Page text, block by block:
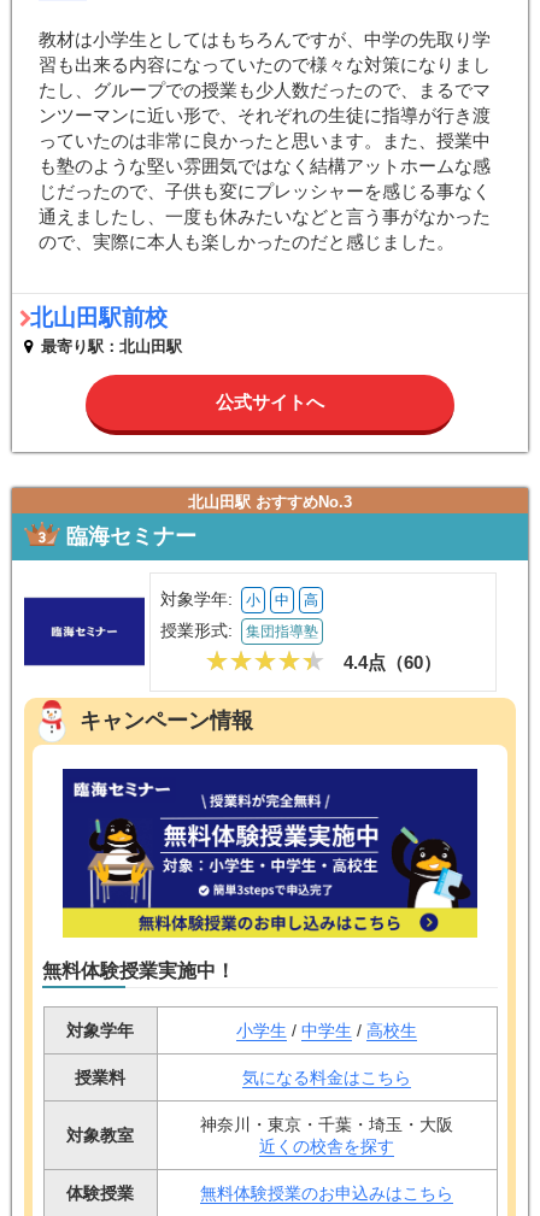
教材は小学生としてはもちろんですが、中学の先取り学
習も出来る内容になっていたので様々な対策になりまし
たし、グループでの授業も少人数だったので、まるでマ
ンツーマンに近い形で、それぞれの生徒に指導が行き渡
っていたのは非常に良かったと思います。また、授業中
も塾のような堅い雰囲気ではなく結構アットホームな感
じだったので、子供も変にプレッシャーを感じる事なく
通えましたし、一度も休みたいなどと言う事がなかった
ので、実際に本人も楽しかったのだと感じました。
北山田駅前校
最寄り駅：北山田駅
公式サイトへ
北山田駅 おすすめNo.3
臨海セミナー
対象学年: 小 中 高
授業形式: 集団指導塾
4.4点（60）
キャンペーン情報
無料体験授業実施中！
対象学年 小学生 / 中学生 / 高校生
授業料 気になる料金はこちら
対象教室
神奈川・東京・千葉・埼玉・大阪
近くの校舎を探す
体験授業 無料体験授業のお申込みはこちら